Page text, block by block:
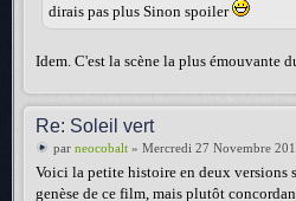
dirais pas plus Sinon spoiler
Idem. C'est la scène la plus émouvante
Re: Soleil vert
par neocobalt » Mercredi 27 Novembre
Voici la petite histoire en deux versions
genèse de ce film, mais plutôt